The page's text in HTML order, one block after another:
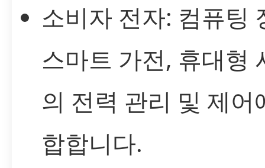
소비자 전자: 컴퓨팅
스마트 가전, 휴대형
의 전력 관리 및 제어
합합니다.